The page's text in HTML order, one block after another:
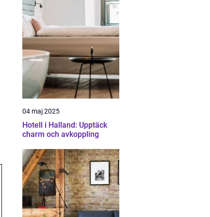
04 maj 2025
Hotell i Halland: Upptäck
charm och avkoppling